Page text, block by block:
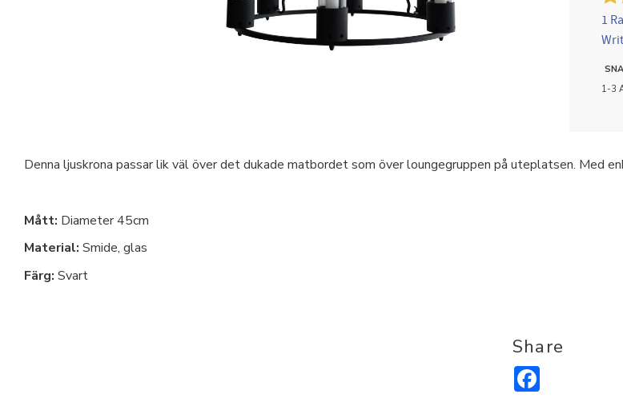
1
1-3
Denna ljuskrona passar lik väl över det dukade matbordet som över loungegruppen på uteplatsen. Med
Mått: Diameter 45cm
Material: Smide, glas
Färg: Svart
Share